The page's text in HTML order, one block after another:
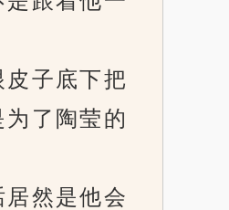
子底下把
了陶莹的
然是他会